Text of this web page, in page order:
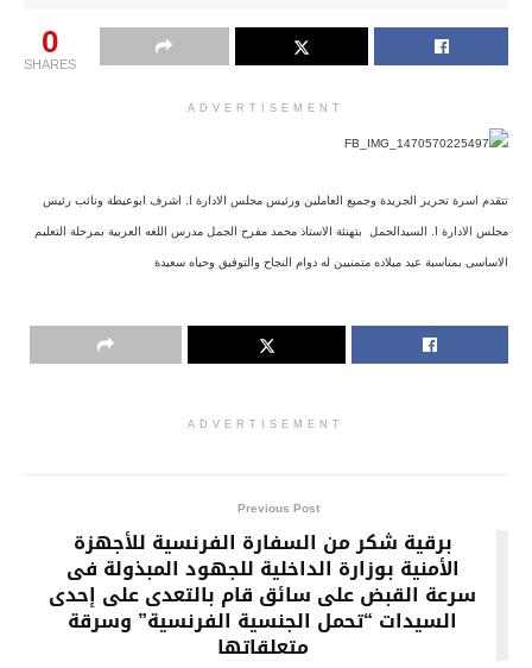
0
SHARES
ADVERTISEMENT
تتقدم اسرة تحرير الجريدة وجميع العاملين ورئيس مجلس الادارة ا. اشرف ابوعيطة ونائب رئيس
مجلس الادارة ا. السيدالجمل بتهنئة الاستاذ محمد مفرح الجمل مدرس اللغه العربية بمرحلة التعليم
الاساسى بمناسبة عيد ميلاده متمنيين له دوام النجاح والتوفيق وحياه سعيدة
ADVERTISEMENT
Previous Post
برقية شكر من السفارة الفرنسية للأجهزة
الأمنية بوزارة الداخلية للجهود المبذولة فى
سرعة القبض على سائق قام بالتعدى على إحدى
السيدات “تحمل الجنسية الفرنسية” وسرقة
متعلقاتها